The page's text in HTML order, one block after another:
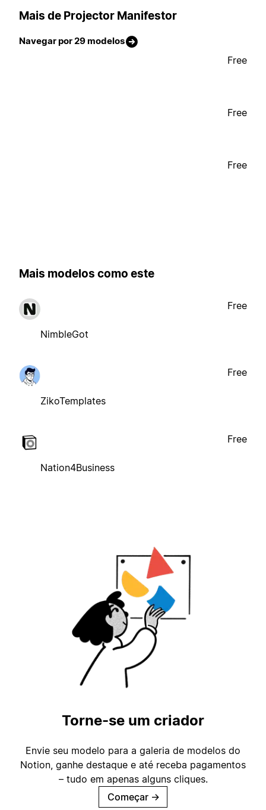
Mais de Projector Manifestor
Navegar por 29 modelos
Free
Free
Free
Mais modelos como este
NimbleGot
Free
ZikoTemplates
Free
Nation4Business
Free
Torne-se um criador
Envie seu modelo para a galeria de modelos do
Notion, ganhe destaque e até receba pagamentos
– tudo em apenas alguns cliques.
Começar →